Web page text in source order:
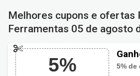
Melhores cupons e ofertas
Ferramentas 05 de agosto
5%